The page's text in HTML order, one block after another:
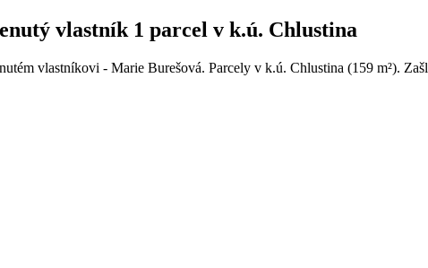
vlastník 1 parcel v k.ú. Chlustina
vlastníkovi - Marie Burešová. Parcely v k.ú. Chlustina (159 m²).